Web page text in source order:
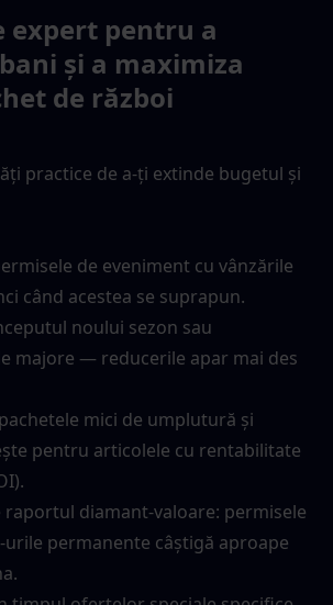
expert pentru a
și a maximiza
de război
practice de a-ți extinde bugetul și
de eveniment cu vânzările
când acestea se suprapun.
noului sezon sau
majore — reducerile apar mai des
mici de umplutură și
pentru articolele cu rentabilitate
raportul diamant-valoare: permisele
urile permanente câștigă aproape